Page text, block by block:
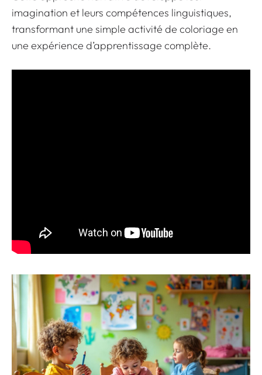
imagination et leurs compétences linguistiques,
transformant une simple activité de coloriage en
une expérience d’apprentissage complète.